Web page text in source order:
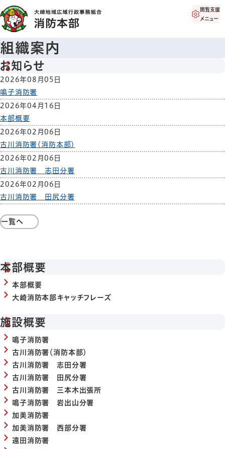
閲覧支援
メニュー
組織案内
お知らせ
2026年08月05日
鳴子消防署
2026年04月16日
本部概要
2026年02月06日
古川消防署（消防本部）
2026年02月06日
古川消防署 志田分署
2026年02月06日
古川消防署 田尻分署
一覧へ
本部概要
本部概要
大崎消防本部キャッチフレーズ
施設概要
鳴子消防署
古川消防署（消防本部）
古川消防署 志田分署
古川消防署 田尻分署
古川消防署 三本木出張所
鳴子消防署 岩出山分署
加美消防署
加美消防署 西部分署
遠田消防署